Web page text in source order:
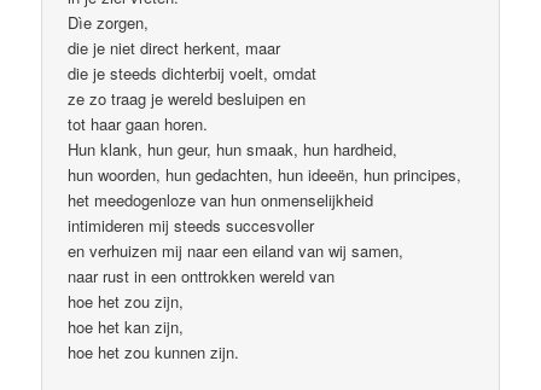
Dìe zorgen,
die je niet direct herkent, maar
die je steeds dichterbij voelt, omdat
ze zo traag je wereld besluipen en
tot haar gaan horen.
Hun klank, hun geur, hun smaak, hun hardheid,
hun woorden, hun gedachten, hun ideeën, hun principes,
het meedogenloze van hun onmenselijkheid
intimideren mij steeds succesvoller
en verhuizen mij naar een eiland van wij samen,
naar rust in een onttrokken wereld van
hoe het zou zijn,
hoe het kan zijn,
hoe het zou kunnen zijn.